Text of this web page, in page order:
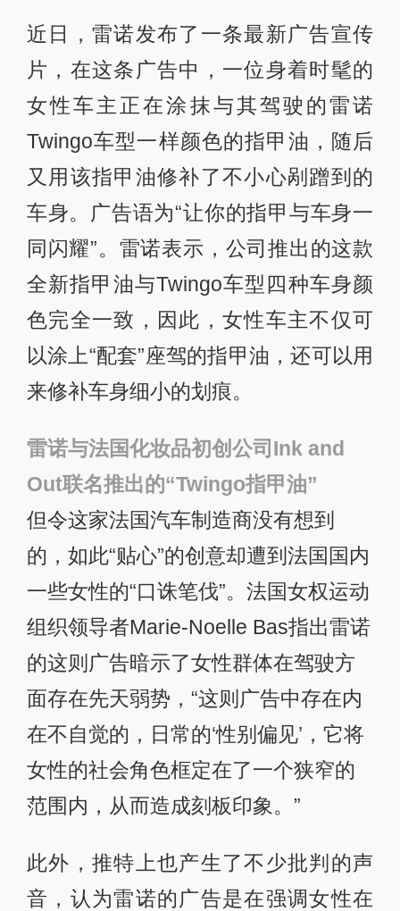
近日，雷诺发布了一条最新广告宣传
片，在这条广告中，一位身着时髦的
女性车主正在涂抹与其驾驶的雷诺
Twingo车型一样颜色的指甲油，随后
又用该指甲油修补了不小心剐蹭到的
车身。广告语为“让你的指甲与车身一
同闪耀”。雷诺表示，公司推出的这款
全新指甲油与Twingo车型四种车身颜
色完全一致，因此，女性车主不仅可
以涂上“配套”座驾的指甲油，还可以用
来修补车身细小的划痕。
雷诺与法国化妆品初创公司Ink and
Out联名推出的“Twingo指甲油”
但令这家法国汽车制造商没有想到
的，如此“贴心”的创意却遭到法国国内
一些女性的“口诛笔伐”。法国女权运动
组织领导者Marie-Noelle Bas指出雷诺
的这则广告暗示了女性群体在驾驶方
面存在先天弱势，“这则广告中存在内
在不自觉的，日常的‘性别偏见’，它将
女性的社会角色框定在了一个狭窄的
范围内，从而造成刻板印象。”
此外，推特上也产生了不少批判的声
音，认为雷诺的广告是在强调女性在